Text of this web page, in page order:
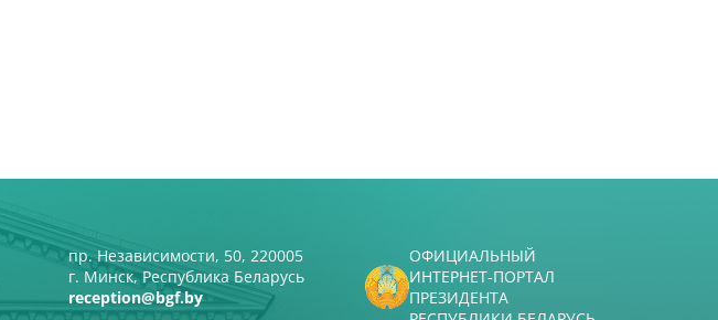
пр. Независимости, 50, 220005
г. Минск, Республика Беларусь
reception@bgf.by
ОФИЦИАЛЬНЫЙ
ИНТЕРНЕТ-ПОРТАЛ
ПРЕЗИДЕНТА